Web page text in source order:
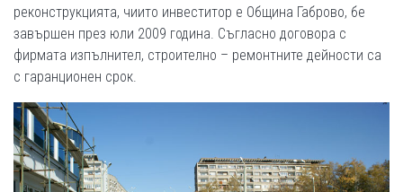
реконструкцията, чиито инвеститор е Община Габрово, бе
завършен през юли 2009 година. Съгласно договора с
фирмата изпълнител, строително – ремонтните дейности сa
с гаранционен срок.